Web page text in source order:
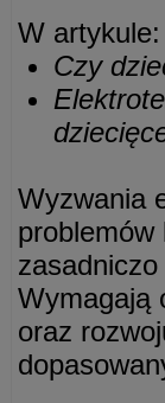
W artykule:
Czy
Wyzwania
problemów
Wymagają
oraz